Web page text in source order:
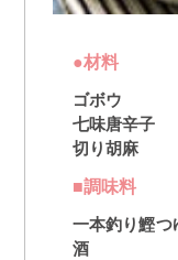
●材料
ゴボウ
七味唐辛子
切り胡麻
■調味料
一本釣り鰹つ
酒